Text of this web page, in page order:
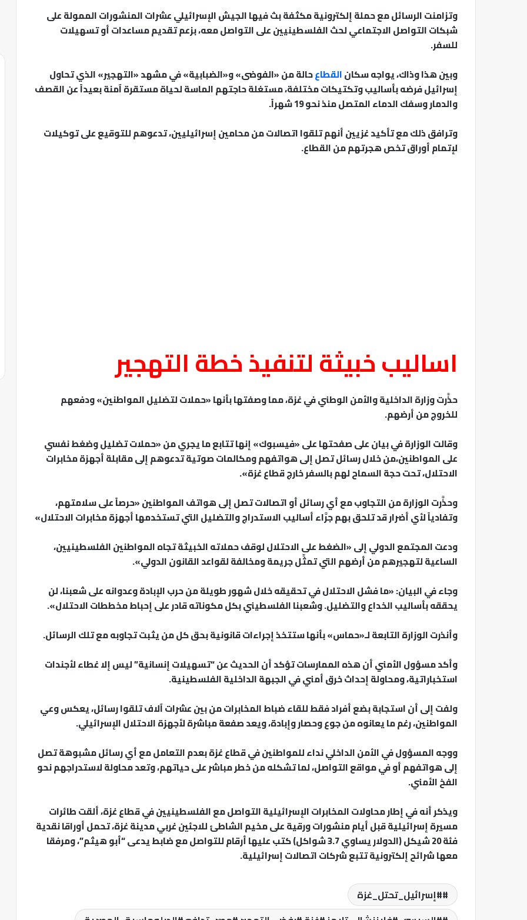
وتزامنت الرسائل مع حملة إلكترونية مكثفة بث فيها الجيش الإسرائيلي عشرات المنشورات الممولة على
شبكات التواصل الاجتماعي لحث الفلسطينيين على التواصل معه، بزعم تقديم مساعدات أو تسهيلات
للسفر.
وبين هذا وذاك، يواجه سكانالقطاعحالة من «الفوضى» و«الضبابية» في مشهد «التهجير» الذي تحاول
إسرائيل فرضه بأساليب وتكتيكات مختلفة، مستغلة حاجتهم الماسة لحياة مستقرة آمنة بعيداً عن القصف
والدمار وسفك الدماء المتصل منذ نحو 19 شهراً.
وترافق ذلك مع تأكيد غزيين أنهم تلقوا اتصالات من محامين إسرائيليين، تدعوهم للتوقيع على توكيلات
لإتمام أوراق تخص هجرتهم من القطاع.
اساليب خبيثة لتنفيذ خطة التهجير
حذَّرت وزارة الداخلية والأمن الوطني في غزة، مما وصفتها بأنها «حملات لتضليل المواطنين» ودفعهم
للخروج من أرضهم.
وقالت الوزارة في بيان على صفحتها على «فيسبوك» إنها تتابع ما يجري من «حملات تضليل وضغط نفسي
على المواطنين،من خلال رسائل تصل إلى هواتفهم ومكالمات صوتية تدعوهم إلى مقابلة أجهزة مخابرات
الاحتلال، تحت حجة السماح لهم بالسفر خارج قطاع غزة».
وحذَّرت الوزارة من التجاوب مع أي رسائل أو اتصالات تصل إلى هواتف المواطنين «حرصاً على سلامتهم،
وتفادياً لأي أضرار قد تلحق بهم جرَّاء أساليب الاستدراج والتضليل التي تستخدمها أجهزة مخابرات الاحتلال»
ودعت المجتمع الدولي إلى «الضغط على الاحتلال لوقف حملاته الخبيثة تجاه المواطنين الفلسطينيين،
الساعية لتهجيرهم من أرضهم التي تمثِّل جريمة ومخالفة لقواعد القانون الدولي».
وجاء في البيان: «ما فشل الاحتلال في تحقيقه خلال شهور طويلة من حرب الإبادة وعدوانه على شعبنا، لن
يحققه بأساليب الخداع والتضليل. وشعبنا الفلسطيني بكل مكوناته قادر على إحباط مخططات الاحتلال».
وأنذرت الوزارة التابعة لـ«حماس» بأنها ستتخذ إجراءات قانونية بحق كل من يثبت تجاوبه مع تلك الرسائل.
وأكد مسؤول الأمني أن هذه الممارسات تؤكد أن الحديث عن “تسهيلات إنسانية” ليس إلا غطاء لأجندات
استخباراتية، ومحاولة إحداث خرق أمني في الجبهة الداخلية الفلسطينية.
ولفت إلى أن استجابة بضع أفراد فقط للقاء ضباط المخابرات من بين عشرات آلاف تلقوا رسائل، يعكس وعي
المواطنين، رغم ما يعانوه من جوع وحصار وإبادة، ويعد صفعة مباشرة لأجهزة الاحتلال الإسرائيلي.
ووجه المسؤول في الأمن الداخلي نداء للمواطنين في قطاع غزة بعدم التعامل مع أي رسائل مشبوهة تصل
إلى هواتفهم أو في مواقع التواصل، لما تشكله من خطر مباشر على حياتهم، وتعد محاولة لاستدراجهم نحو
الفخ الأمني.
ويذكر أنه في إطار محاولات المخابرات الإسرائيلية التواصل مع الفلسطينيين في قطاع غزة، ألقت طائرات
مسيرة إسرائيلية قبل أيام منشورات ورقية على مخيم الشاطئ للاجئين غربي مدينة غزة، تحمل أوراقا نقدية
فئة 20 شيكل (الدولار يساوي 3.7 شواكل) كتب عليها أرقام للتواصل مع ضابط يدعى “أبو هيثم”، ومرفقا
معها شرائح إلكترونية تتبع شركات اتصالات إسرائيلية.
#إسرائيل_تحتل_غزة